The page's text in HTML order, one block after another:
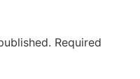
Required